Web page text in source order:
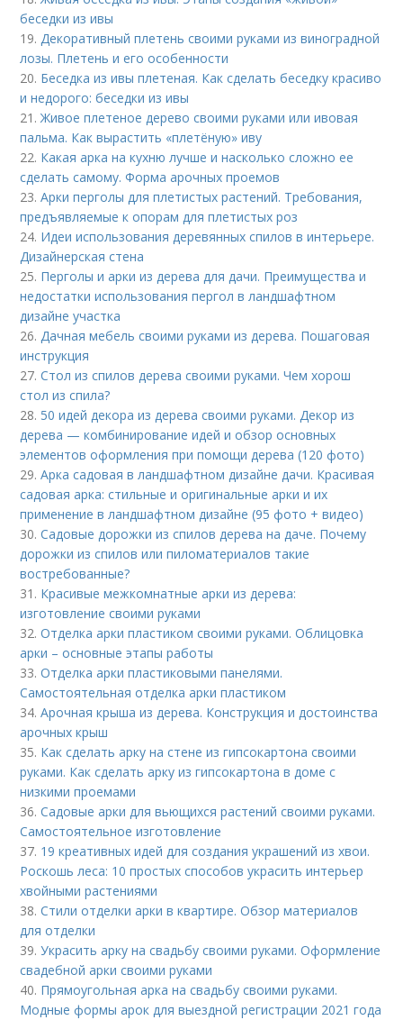
беседки из ивы
19.Декоративный плетень своими руками из виноградной
лозы. Плетень и его особенности
20. Беседка из ивы плетеная. Как сделать беседку красиво
и недорого: беседки из ивы
21.Живое плетеное дерево своими руками или ивовая
пальма. Как вырастить «плетёную» иву
22. Какая арка на кухню лучше и насколько сложно ее
сделать самому. Форма арочных проемов
23.Арки перголы для плетистых растений. Требования,
предъявляемые к опорам для плетистых роз
24. Идеи использования деревянных спилов в интерьере.
Дизайнерская стена
25. Перголы и арки из дерева для дачи. Преимущества и
недостатки использования пергол в ландшафтном
дизайне участка
26.Дачная мебель своими руками из дерева. Пошаговая
инструкция
27.Стол из спилов дерева своими руками. Чем хорош
стол из спила?
28. 50 идей декора из дерева своими руками. Декор из
дерева — комбинирование идей и обзор основных
элементов оформления при помощи дерева (120 фото)
29.Арка садовая в ландшафтном дизайне дачи. Красивая
садовая арка: стильные и оригинальные арки и их
применение в ландшафтном дизайне (95 фото + видео)
30.Садовые дорожки из спилов дерева на даче. Почему
дорожки из спилов или пиломатериалов такие
востребованные?
31. Красивые межкомнатные арки из дерева:
изготовление своими руками
32.Отделка арки пластиком своими руками. Облицовка
арки – основные этапы работы
33.Отделка арки пластиковыми панелями.
Самостоятельная отделка арки пластиком
34.Арочная крыша из дерева. Конструкция и достоинства
арочных крыш
35. Как сделать арку на стене из гипсокартона своими
руками. Как сделать арку из гипсокартона в доме с
низкими проемами
36.Садовые арки для вьющихся растений своими руками.
Самостоятельное изготовление
37. 19 креативных идей для создания украшений из хвои.
Роскошь леса: 10 простых способов украсить интерьер
хвойными растениями
38.Стили отделки арки в квартире. Обзор материалов
для отделки
39.Украсить арку на свадьбу своими руками. Оформление
свадебной арки своими руками
40. Прямоугольная арка на свадьбу своими руками.
Модные формы арок для выездной регистрации 2021 года